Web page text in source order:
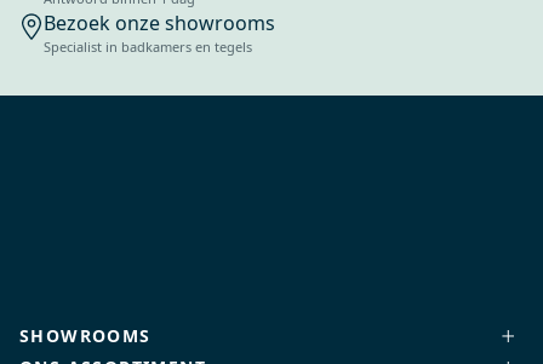
Bezoek onze showrooms
Specialist in badkamers en tegels
SHOWROOMS